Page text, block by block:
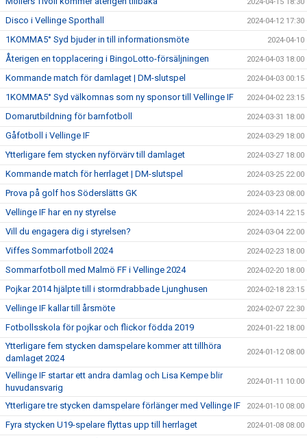
Disco i Vellinge Sporthall 2024-04-12 17:30
1KOMMA5° Syd bjuder in till informationsmöte 2024-04-10
Återigen en topplacering i BingoLotto-försäljningen 2024-04-03 18:00
Kommande match för damlaget | DM-slutspel 2024-04-03 00:15
1KOMMA5° Syd välkomnas som ny sponsor till Vellinge IF 2024-04-02 23:15
Domarutbildning för barnfotboll 2024-03-31 18:00
Gåfotboll i Vellinge IF 2024-03-29 18:00
Ytterligare fem stycken nyförvärv till damlaget 2024-03-27 18:00
Kommande match för herrlaget | DM-slutspel 2024-03-25 22:00
Prova på golf hos Söderslätts GK 2024-03-23 08:00
Vellinge IF har en ny styrelse 2024-03-14 22:15
Vill du engagera dig i styrelsen? 2024-03-04 22:00
Viffes Sommarfotboll 2024 2024-02-23 18:00
Sommarfotboll med Malmö FF i Vellinge 2024 2024-02-20 18:00
Pojkar 2014 hjälpte till i stormdrabbade Ljunghusen 2024-02-18 23:15
Vellinge IF kallar till årsmöte 2024-02-07 22:30
Fotbollsskola för pojkar och flickor födda 2019 2024-01-22 18:00
Ytterligare fem stycken damspelare kommer att tillhöra
damlaget 2024
2024-01-12 08:00
Vellinge IF startar ett andra damlag och Lisa Kempe blir
huvudansvarig
2024-01-11 10:00
Ytterligare tre stycken damspelare förlänger med Vellinge IF 2024-01-10 08:00
Fyra stycken U19-spelare flyttas upp till herrlaget 2024-01-08 08:00